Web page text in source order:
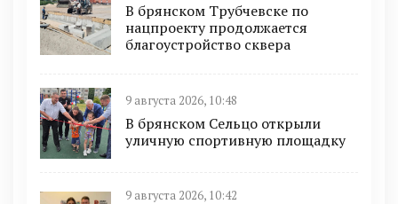
В брянском Трубчевске по
нацпроекту продолжается
благоустройство сквера
9 августа 2026, 10:48
В брянском Сельцо открыли
уличную спортивную площадку
9 августа 2026, 10:42